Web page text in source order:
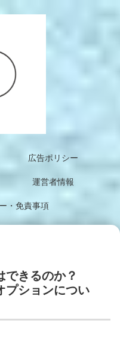
広告ポリシー
運営者情報
・免責事項
できるのか？
プションについ